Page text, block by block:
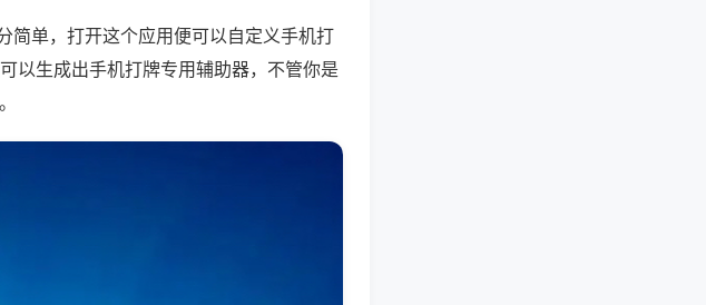
简单，打开这个应用便可以自定义手机打
以生成出手机打牌专用辅助器，不管你是